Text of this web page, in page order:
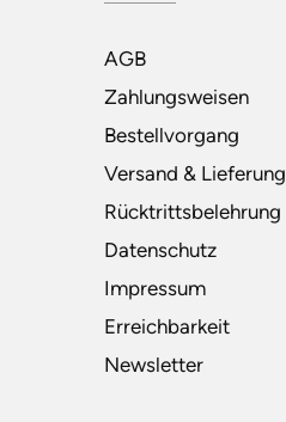
AGB
Zahlungsweisen
Bestellvorgang
Versand & Lieferung
Rücktrittsbelehrung
Datenschutz
Impressum
Erreichbarkeit
Newsletter